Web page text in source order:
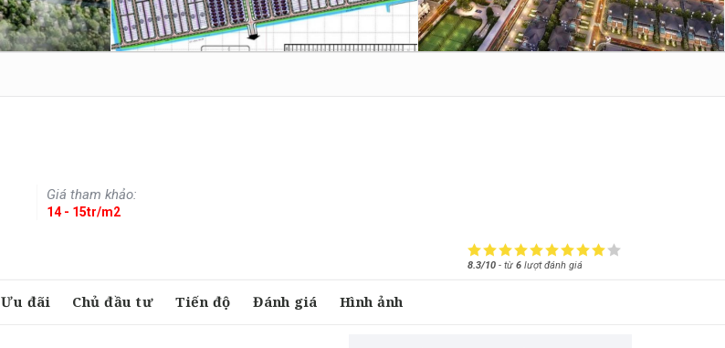
Giá tham khảo:
14 - 15tr/m2
8.3/10 - từ 6 lượt đánh giá
Ưu đãi Chủ đầu tư Tiến độ Đánh giá Hình ảnh